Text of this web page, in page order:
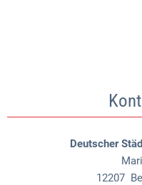
Deutscher
12207